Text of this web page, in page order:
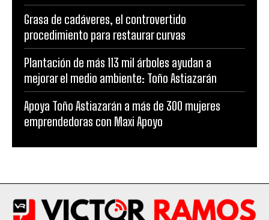
Grasa de cadáveres, el controvertido
procedimiento para restaurar curvas
Plantación de más 113 mil árboles ayudan a
mejorar el medio ambiente: Toño Astiazarán
Apoya Toño Astiazarán a más de 300 mujeres
emprendedoras con Maxi Apoyo